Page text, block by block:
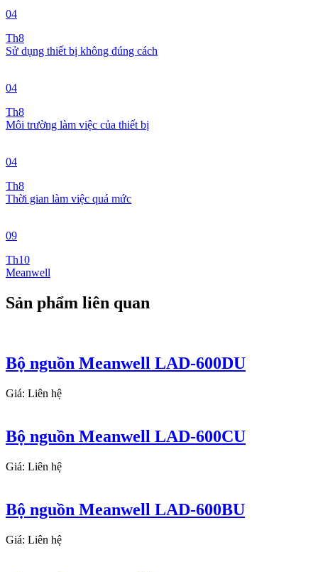
04
Th8
Sử dụng thiết bị không đúng cách
04
Th8
Môi trường làm việc của thiết bị
04
Th8
Thời gian làm việc quá mức
09
Th10
Meanwell
Sản phẩm liên quan
Bộ nguồn Meanwell LAD-600DU
Giá: Liên hệ
Bộ nguồn Meanwell LAD-600CU
Giá: Liên hệ
Bộ nguồn Meanwell LAD-600BU
Giá: Liên hệ